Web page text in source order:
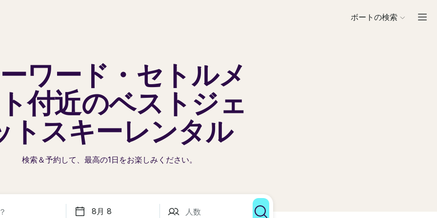
ボートの検索
ワード・セトルメ
付近のベスト ジェ
トスキーレンタル
検索＆予約して、最高の1日をお楽しみください。